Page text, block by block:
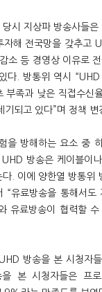
시 지상파 방송사들
해 전국망을 갖추고
소 등 경영상 이유로
다. 방통위 역시
부족과 낮은 직접수신
되고 있다”며 정책 변
을 방해하는 요소 중
방송은 케이블이
. 이에 양한열 방통위
“유료방송을 통해서도
유료방송이 협력할
방송을 본 시청자
본 시청자들은 프로